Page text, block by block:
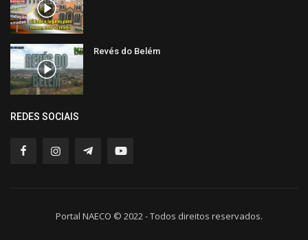
Revés do Belém
REDES SOCIAIS
Portal NAECO © 2022 - Todos direitos reservados.